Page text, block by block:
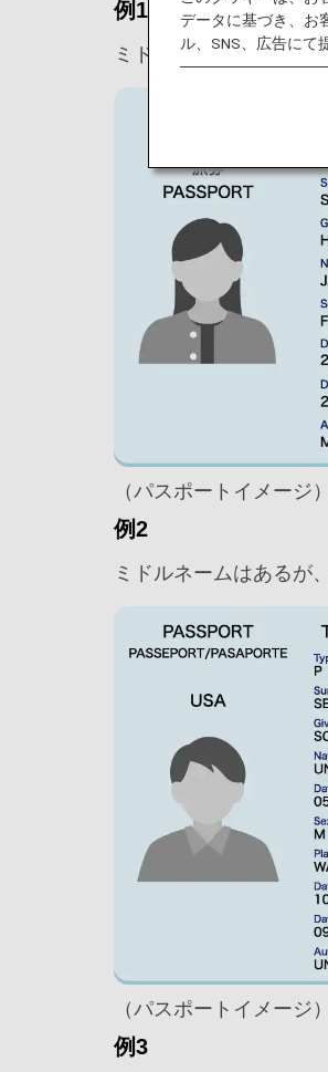
例1
ミドルネームがない場
（パスポートイメージ）
例2
ミドルネームはあるが
（パスポートイメージ）
例3
データに基づき、お
ル、SNS、広告にて